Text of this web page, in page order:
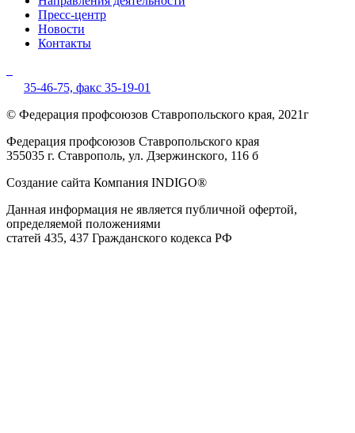
Пресс-центр
Новости
Контакты
35-46-75, факс 35-19-01
© Федерация профсоюзов Ставропольского края, 2021г
Федерация профсоюзов Ставропольского края
355035 г. Ставрополь, ул. Дзержинского, 116 б
Создание сайта Компания INDIGO®
Данная информация не является публичной офертой,
определяемой положениями
статей 435, 437 Гражданского кодекса РФ